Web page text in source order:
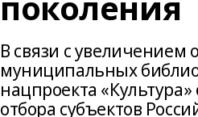
В связи с
муниципальных
нацпроекта
отбора субъектов